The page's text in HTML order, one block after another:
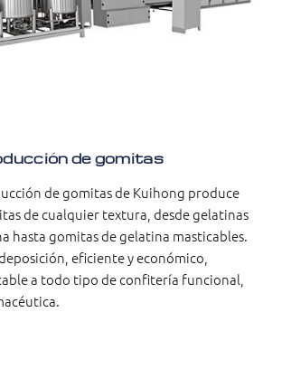
de gomitas
de gomitas de Kuihong produce
de cualquier textura, desde gelatinas
hasta gomitas de gelatina masticables.
eficiente y económico,
a todo tipo de confitería funcional,